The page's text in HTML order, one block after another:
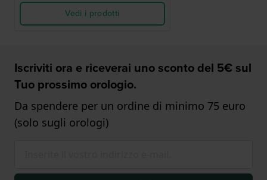
Vedi i prodotti
Iscriviti ora e riceverai uno sconto del 5€ sul
Tuo prossimo orologio.
Da spendere per un ordine di minimo 75 euro
(solo sugli orologi)